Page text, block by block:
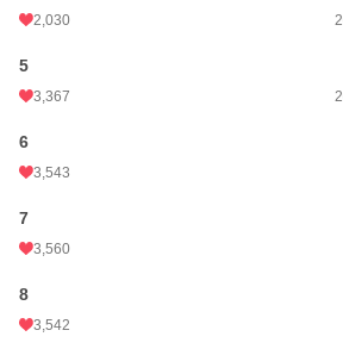
小説
恋愛
お気に入り
24h.ポイント
文字数
更新日時
2,030
5
3,367
6
3,543
7
3,560
8
3,542